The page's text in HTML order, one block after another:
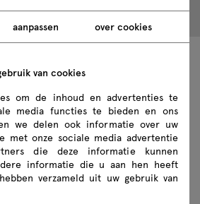
aanpassen over cookies
van cookies
om de inhoud en advertenties te
media functies te bieden en ons
we delen ook informatie over uw
met onze sociale media advertentie
die deze informatie kunnen
informatie die u aan hen heeft
verzameld uit uw gebruik van